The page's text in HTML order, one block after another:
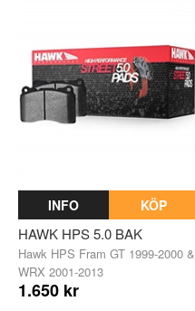
INFO KÖP
HAWK HPS 5.0 BAK
Hawk HPS Fram GT 1999-2000 &
WRX 2001-2013
1.650 kr